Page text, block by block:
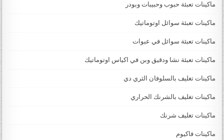
ماكينات تعبئة حبوب وحبيبات وبودر
ماكينات تعبئة سوائل اوتوماتيك
ماكينات تعبئة سوائل في عبوات
ماكينات تعبئة نشا ودقيق وبن في اكياس اوتوماتيك
ماكينات تغليف بالسلوفان الثري دي
ماكينات تغليف بالشرنك الحراري
ماكينات تغليف شرنك
ماكينات فاكيوم